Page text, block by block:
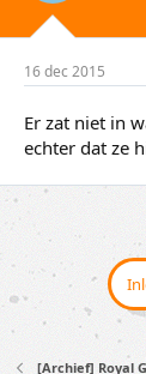
16 dec 2015
Er zat niet in
echter dat ze
[Archief] Royal